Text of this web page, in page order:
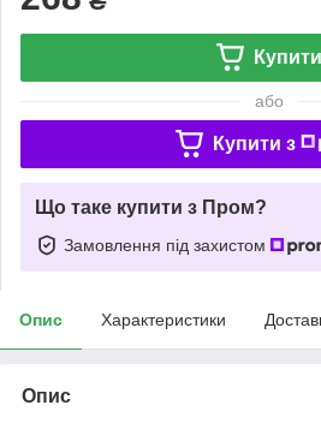
Купити
або
Купити з
Що таке купити з Пром?
Замовлення під захистом
Опис Характеристики
Опис